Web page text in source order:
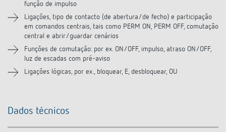
função de impulso
Ligações, tipo de contacto (de abertura/de fecho) e participação
em comandos centrais, tais como PERM ON, PERM OFF, comutação
central e abrir/guardar cenários
Funções de comutação: por ex. ON/OFF, impulso, atraso ON/OFF,
luz de escadas com pré-aviso
Ligações lógicas, por ex., bloquear, E, desbloquear, OU
Dados técnicos